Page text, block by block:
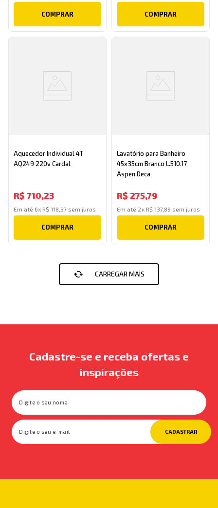
COMPRAR COMPRAR
Aquecedor Individual 4T
AQ249 220v Cardal
R$ 710,23
Em até6xR$ 118 37 sem juros
COMPRAR
Lavatório para Banheiro
45x35cm Branco L.510.17
Aspen Deca
R$ 275,79
Em até 2x R$ 137, 89 sem juros
COMPRAR
Cadastre-se e receba ofertas e
inspirações
CADASTRAR